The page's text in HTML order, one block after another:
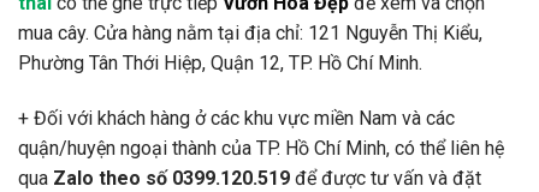
mua cây. Cửa hàng nằm tại địa chỉ: 121 Nguyễn Thị Kiểu,
Phường Tân Thới Hiệp, Quận 12, TP. Hồ Chí Minh.
+ Đối với khách hàng ở các khu vực miền Nam và các
quận/huyện ngoại thành của TP. Hồ Chí Minh, có thể liên hệ
qua Zalo theo số 0399.120.519 để được tư vấn và đặt